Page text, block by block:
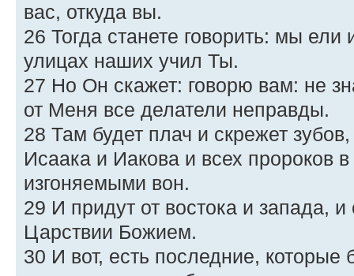
вас, откуда вы.
26 Тогда станете говорить: мы
улицах наших учил Ты.
27 Но Он скажет: говорю вам: не
от Меня все делатели неправды.
28 Там будет плач и скрежет
Исаака и Иакова и всех пророков
изгоняемыми вон.
29 И придут от востока и запада, и
Царствии Божием.
30 И вот, есть последние, которые